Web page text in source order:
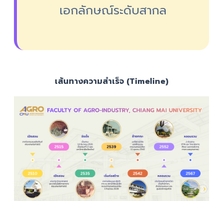
เอกลักษณ์ระดับสากล
เส้นทางความสำเร็จ (Timeline)